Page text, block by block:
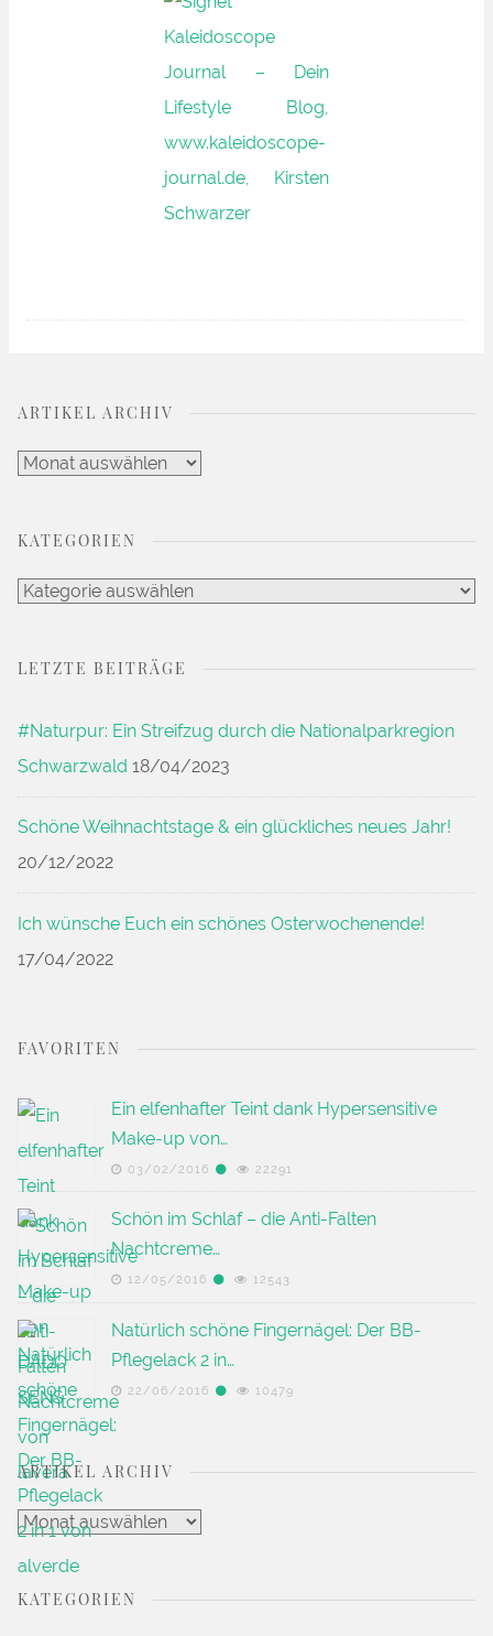
ARTIKEL ARCHIV
Artikel
KATEGORIEN
Kategorien
LETZTE BEITRÄGE
#Naturpur: Ein Streifzug durch die Nationalparkregion
Schwarzwald 18/04/2023
Schöne Weihnachtstage & ein glückliches neues Jahr!
20/12/2022
Ich wünsche Euch ein schönes Osterwochenende!
17/04/2022
FAVORITEN
Ein elfenhafter Teint dank Hypersensitive
Make-up von…
03/02/2016 22291
Schön im Schlaf – die Anti-Falten
Nachtcreme…
12/05/2016 12543
Natürlich schöne Fingernägel: Der BB-
Pflegelack 2 in…
22/06/2016 10479
ARTIKEL ARCHIV
Artikel
Archiv
KATEGORIEN